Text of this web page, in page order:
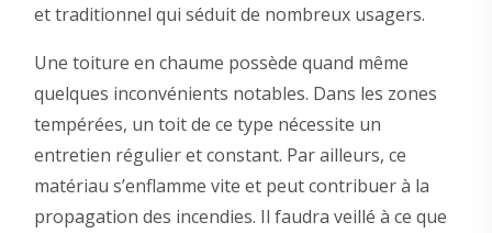
et traditionnel qui séduit de nombreux usagers.
Une toiture en chaume possède quand même
quelques inconvénients notables. Dans les zones
tempérées, un toit de ce type nécessite un
entretien régulier et constant. Par ailleurs, ce
matériau s’enflamme vite et peut contribuer à la
propagation des incendies. Il faudra veillé à ce que